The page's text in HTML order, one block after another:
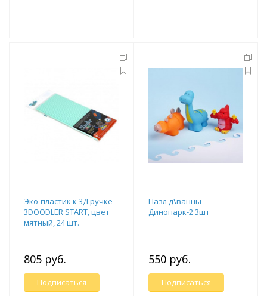
Эко-пластик к 3Д ручке
3DOODLER START, цвет
мятный, 24 шт.
805 руб.
Подписаться
Пазл д\ванны
Динопарк-2 3шт
550 руб.
Подписаться